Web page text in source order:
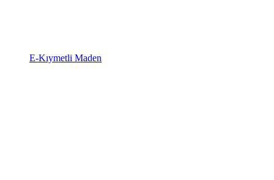
E-Kıymetli Maden